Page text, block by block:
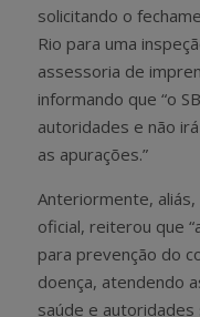
solicitando o
Rio para uma
assessoria de
informando que “o
autoridades e não
as apurações.”
Anteriormente,
oficial, reiterou que
para prevenção do
doença, atendendo
saúde e autoridades